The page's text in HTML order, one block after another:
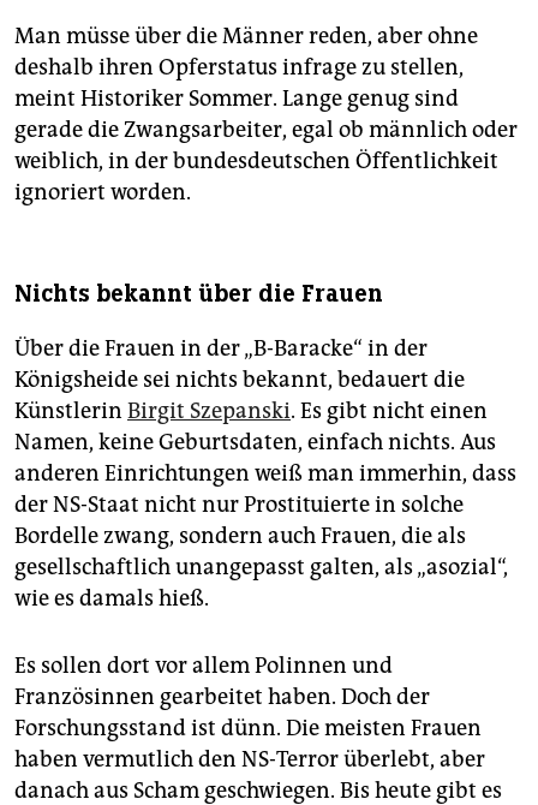
Man müsse über die Männer reden, aber ohne
deshalb ihren Opferstatus infrage zu stellen,
meint Historiker Sommer. Lange genug sind
gerade die Zwangsarbeiter, egal ob männlich oder
weiblich, in der bundesdeutschen Öffentlichkeit
ignoriert worden.
Nichts bekannt über die Frauen
Über die Frauen in der „B-Baracke“ in der
Königsheide sei nichts bekannt, bedauert die
Künstlerin Birgit Szepanski. Es gibt nicht einen
Namen, keine Geburtsdaten, einfach nichts. Aus
anderen Einrichtungen weiß man immerhin, dass
der NS-Staat nicht nur Prostituierte in solche
Bordelle zwang, sondern auch Frauen, die als
gesellschaftlich unangepasst galten, als „asozial“,
wie es damals hieß.
Es sollen dort vor allem Polinnen und
Französinnen gearbeitet haben. Doch der
Forschungsstand ist dünn. Die meisten Frauen
haben vermutlich den NS-Terror überlebt, aber
danach aus Scham geschwiegen. Bis heute gibt es